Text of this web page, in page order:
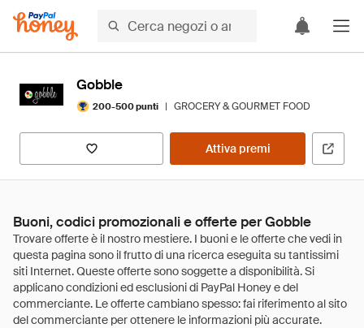
Gobble
200-500 punti | GROCERY & GOURMET FOOD
Attiva premi
Buoni, codici promozionali e offerte per Gobble